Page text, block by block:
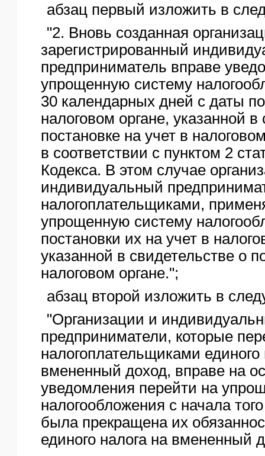
абзац первый изложить в
"2. Вновь созданная
зарегистрированный
предприниматель вправе
упрощенную систему
30 календарных дней с даты
налоговом органе, указанной в
постановке на учет в
в соответствии с пунктом 2
Кодекса. В этом случае
индивидуальный
налогоплательщиками,
упрощенную систему
постановки их на учет в
указанной в свидетельстве о
налоговом органе.";
абзац второй изложить в
"Организации и
предприниматели, которые
налогоплательщиками единого
вмененный доход, вправе на
уведомления перейти на
налогообложения с начала
была прекращена их
единого налога на вмененный